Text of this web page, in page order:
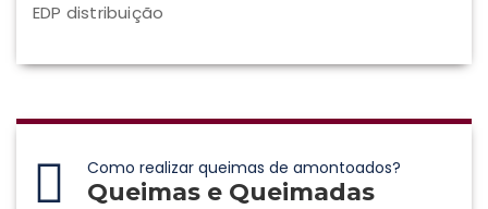
EDP distribuição
Como realizar queimas de amontoados?
Queimas e Queimadas